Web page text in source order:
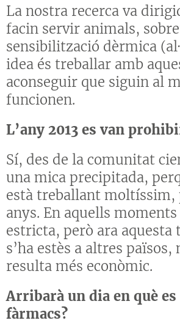
La nostra recerca va
facin servir animals,
sensibilització dèrmica
idea és treballar amb
aconseguir que siguin al
funcionen.
L’any 2013 es van
Sí, des de la comunitat
una mica precipitada,
està treballant moltíssim,
anys. En aquells
estricta, però ara aquesta
s’ha estès a altres
resulta més econòmic.
Arribarà un dia en què
fàrmacs?